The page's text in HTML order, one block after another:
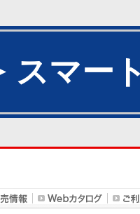
スマー